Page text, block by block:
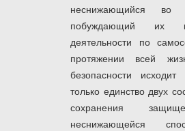
неснижающийся
побуждающий их
деятельности по
протяжении всей
безопасности
только единство двух
сохранения
неснижающейся